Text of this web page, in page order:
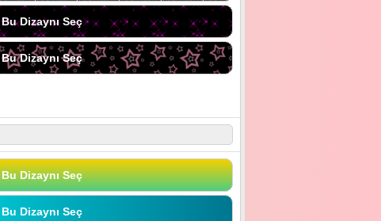
Bu Dizaynı Seç
Bu Dizaynı Seç
Bu Dizaynı Seç
Bu Dizaynı Seç